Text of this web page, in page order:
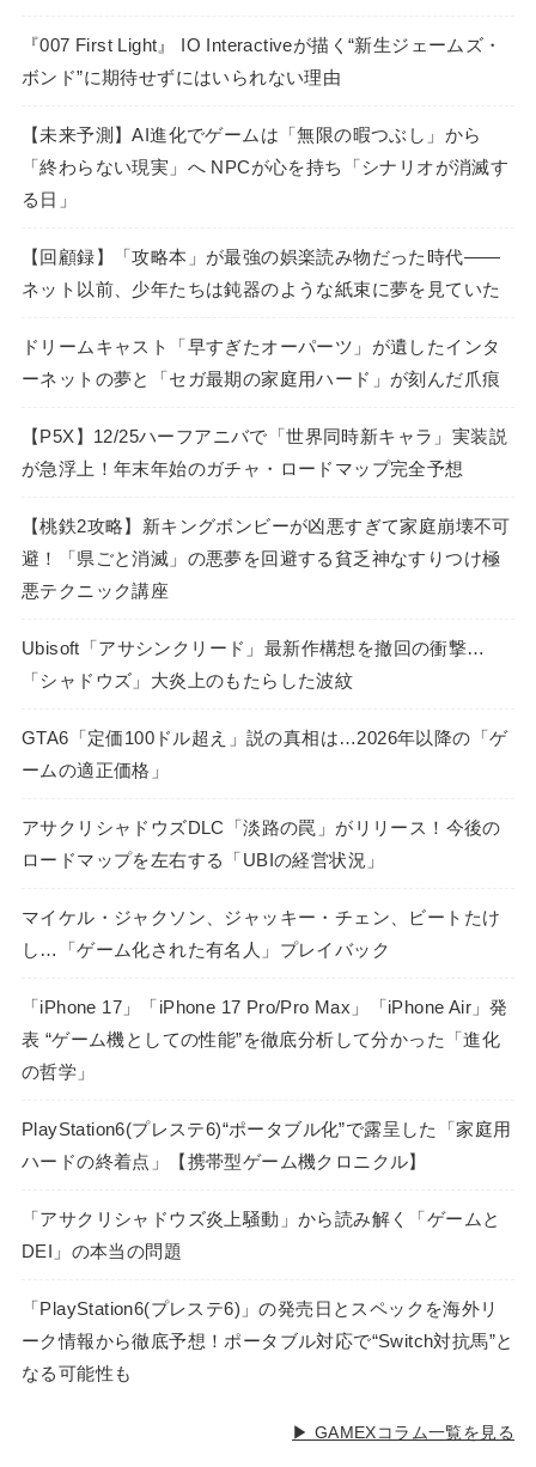
『007 First Light』 IO Interactiveが描く“新生ジェームズ・
ボンド”に期待せずにはいられない理由
【未来予測】AI進化でゲームは「無限の暇つぶし」から
「終わらない現実」へ NPCが心を持ち「シナリオが消滅す
る日」
【回顧録】「攻略本」が最強の娯楽読み物だった時代――
ネット以前、少年たちは鈍器のような紙束に夢を見ていた
ドリームキャスト「早すぎたオーパーツ」が遺したインタ
ーネットの夢と「セガ最期の家庭用ハード」が刻んだ爪痕
【P5X】12/25ハーフアニバで「世界同時新キャラ」実装説
が急浮上！年末年始のガチャ・ロードマップ完全予想
【桃鉄2攻略】新キングボンビーが凶悪すぎて家庭崩壊不可
避！「県ごと消滅」の悪夢を回避する貧乏神なすりつけ極
悪テクニック講座
Ubisoft「アサシンクリード」最新作構想を撤回の衝撃…
「シャドウズ」大炎上のもたらした波紋
GTA6「定価100ドル超え」説の真相は…2026年以降の「ゲ
ームの適正価格」
アサクリシャドウズDLC「淡路の罠」がリリース！今後の
ロードマップを左右する「UBIの経営状況」
マイケル・ジャクソン、ジャッキー・チェン、ビートたけ
し…「ゲーム化された有名人」プレイバック
「iPhone 17」「iPhone 17 Pro/Pro Max」「iPhone Air」発
表 “ゲーム機としての性能”を徹底分析して分かった「進化
の哲学」
PlayStation6(プレステ6)“ポータブル化”で露呈した「家庭用
ハードの終着点」【携帯型ゲーム機クロニクル】
「アサクリシャドウズ炎上騒動」から読み解く「ゲームと
DEI」の本当の問題
「PlayStation6(プレステ6)」の発売日とスペックを海外リ
ーク情報から徹底予想！ポータブル対応で“Switch対抗馬”と
なる可能性も
▶ GAMEXコラム一覧を見る